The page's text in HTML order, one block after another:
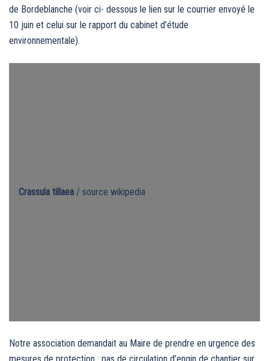
de Bordeblanche (voir ci- dessous le lien sur le courrier envoyé le
10 juin et celui sur le rapport du cabinet d’étude
environnementale).
Crassula tillaea / source wikipedia
Notre association demandait au Maire de prendre en urgence des